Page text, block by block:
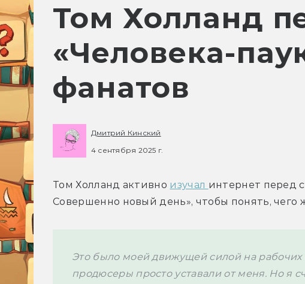
Том Холланд
«Человека-
фанатов
Дмитрий Кинский
4 сентября 2025 г.
Том Холланд активно изучал интернет перед
Совершенно новый день», чтобы понять, чего
Это было моей движущей силой на рабочих
продюсеры просто уставали от меня. Но я